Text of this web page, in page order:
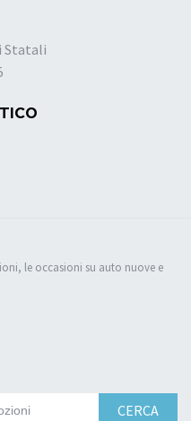
Statali
le occasioni su auto nuove e
CERCA